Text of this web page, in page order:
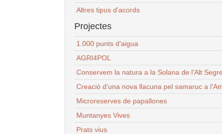
Altres tipus d'acords
Projectes
1.000 punts d'aigua
AGRI4POL
Conservem la natura a la Solana de l'Alt
Creació d'una nova llacuna pel samaruc a
Microreserves de papallones
Muntanyes Vives
Prats vius